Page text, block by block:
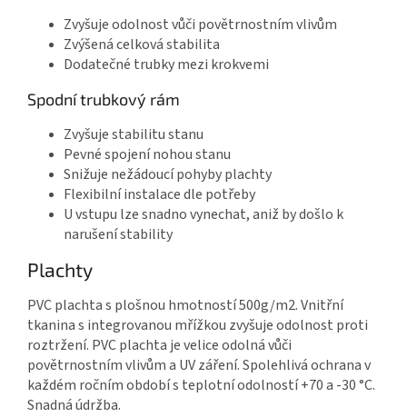
Zvyšuje odolnost vůči povětrnostním vlivům
Zvýšená celková stabilita
Dodatečné trubky mezi krokvemi
Spodní trubkový rám
Zvyšuje stabilitu stanu
Pevné spojení nohou stanu
Snižuje nežádoucí pohyby plachty
Flexibilní instalace dle potřeby
U vstupu lze snadno vynechat, aniž by došlo k
narušení stability
Plachty
PVC plachta s plošnou hmotností 500g/m2. Vnitřní
tkanina s integrovanou mřížkou zvyšuje odolnost proti
roztržení. PVC plachta je velice odolná vůči
povětrnostním vlivům a UV záření. Spolehlivá ochrana v
každém ročním období s teplotní odolností +70 a -30 °C.
Snadná údržba.